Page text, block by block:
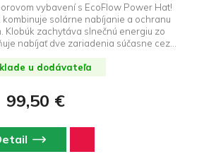
vybavení s EcoFlow Power Hat!
solárne nabíjanie a ochranu
Klobúk zachytáva slnečnú energiu zo
nabíjať dve zariadenia súčasne cez
u dodávateľa
99,50 €